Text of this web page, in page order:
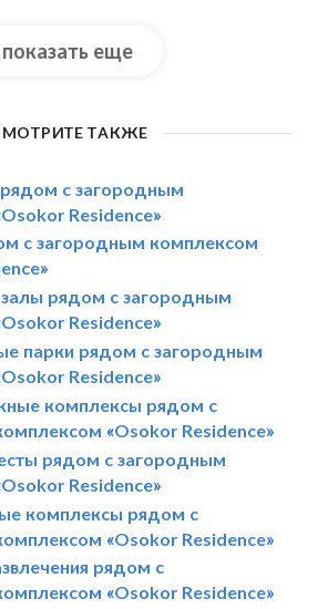
показать еще
ТАКЖЕ
с загородным
Residence»
с загородным комплексом
залы рядом с загородным
Residence»
парки рядом с загородным
Residence»
комплексы рядом с
«Osokor Residence»
рядом с загородным
Residence»
комплексы рядом с
«Osokor Residence»
рядом с
«Osokor Residence»